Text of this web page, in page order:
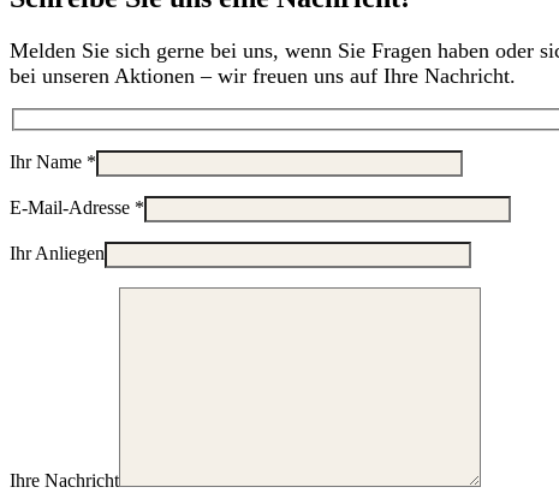
Melden Sie sich gerne bei uns, wenn Sie Fragen haben oder
bei unseren Aktionen – wir freuen uns auf Ihre Nachricht.
Ihr Name *
E-Mail-Adresse *
Ihr Anliegen
Ihre Nachricht